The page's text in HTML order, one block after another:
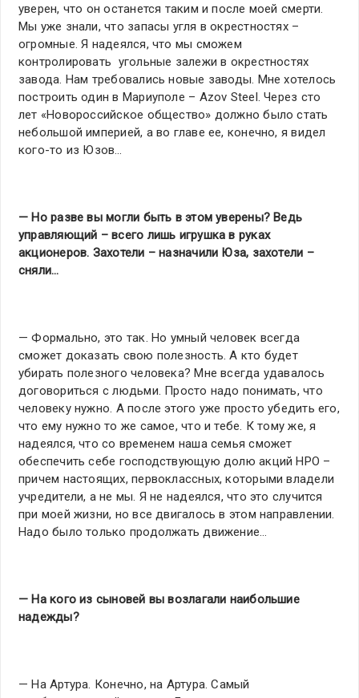
уверен, что он останется таким и после моей смерти.
Мы уже знали, что запасы угля в окрестностях –
огромные. Я надеялся, что мы сможем
контролировать угольные залежи в окрестностях
завода. Нам требовались новые заводы. Мне хотелось
построить один в Мариуполе – Azov Steel. Через сто
лет «Новороссийское общество» должно было стать
небольшой империей, а во главе ее, конечно, я видел
кого-то из Юзов…
— Но разве вы могли быть в этом уверены? Ведь
управляющий – всего лишь игрушка в руках
акционеров. Захотели – назначили Юза, захотели –
сняли…
— Формально, это так. Но умный человек всегда
сможет доказать свою полезность. А кто будет
убирать полезного человека? Мне всегда удавалось
договориться с людьми. Просто надо понимать, что
человеку нужно. А после этого уже просто убедить его,
что ему нужно то же самое, что и тебе. К тому же, я
надеялся, что со временем наша семья сможет
обеспечить себе господствующую долю акций НРО –
причем настоящих, первоклассных, которыми владели
учредители, а не мы. Я не надеялся, что это случится
при моей жизни, но все двигалось в этом направлении.
Надо было только продолжать движение…
— На кого из сыновей вы возлагали наибольшие
надежды?
— На Артура. Конечно, на Артура. Самый